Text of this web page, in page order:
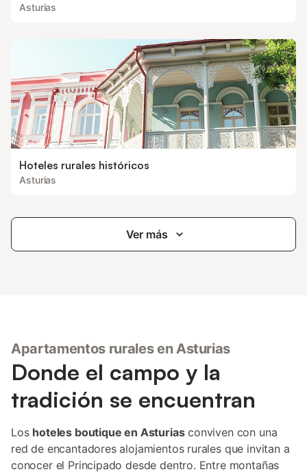
Asturias
Hoteles rurales históricos
Asturias
Ver más
Apartamentos rurales en Asturias
Donde el campo y la
tradición se encuentran
Los hoteles boutique en Asturiasconviven con una
red de encantadores alojamientos rurales que invitan a
conocer el Principado desde dentro. Entre montañas